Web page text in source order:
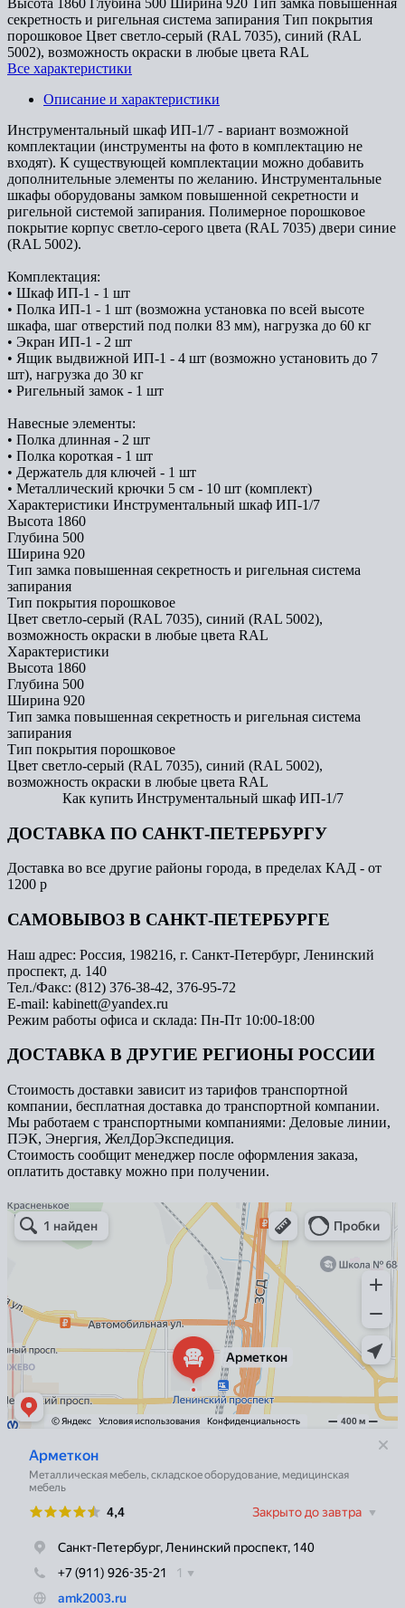
секретность и ригельная система запирания Тип покрытия
порошковое Цвет светло-серый (RAL 7035), синий (RAL
5002), возможность окраски в любые цвета RAL
Все характеристики
Описание и характеристики
Инструментальный шкаф ИП-1/7 - вариант возможной
комплектации (инструменты на фото в комплектацию не
входят). К существующей комплектации можно добавить
дополнительные элементы по желанию. Инструментальные
шкафы оборудованы замком повышенной секретности и
ригельной системой запирания. Полимерное порошковое
покрытие корпус светло-серого цвета (RAL 7035) двери синие
(RAL 5002).
Комплектация:
• Шкаф ИП-1 - 1 шт
• Полка ИП-1 - 1 шт (возможна установка по всей высоте
шкафа, шаг отверстий под полки 83 мм), нагрузка до 60 кг
• Экран ИП-1 - 2 шт
• Ящик выдвижной ИП-1 - 4 шт (возможно установить до 7
шт), нагрузка до 30 кг
• Ригельный замок - 1 шт
Навеcные элементы:
• Полка длинная - 2 шт
• Полка короткая - 1 шт
• Держатель для ключей - 1 шт
• Металлический крючки 5 см - 10 шт (комплект)
Характеристики Инструментальный шкаф ИП-1/7
Высота 1860
Глубина 500
Ширина 920
Тип замка повышенная секретность и ригельная система
запирания
Тип покрытия порошковое
Цвет светло-серый (RAL 7035), синий (RAL 5002),
возможность окраски в любые цвета RAL
Характеристики
Высота 1860
Глубина 500
Ширина 920
Тип замка повышенная секретность и ригельная система
запирания
Тип покрытия порошковое
Цвет светло-серый (RAL 7035), синий (RAL 5002),
возможность окраски в любые цвета RAL
Как купить Инструментальный шкаф ИП-1/7
ДОСТАВКА ПО САНКТ-ПЕТЕРБУРГУ
Доставка во все другие районы города, в пределах КАД - от
1200 р
САМОВЫВОЗ В САНКТ-ПЕТЕРБУРГЕ
Наш адрес: Россия, 198216, г. Санкт-Петербург, Ленинский
проспект, д. 140
Тел./Факс: (812) 376-38-42, 376-95-72
E-mail: kabinett@yandex.ru
Режим работы офиса и склада: Пн-Пт 10:00-18:00
ДОСТАВКА В ДРУГИЕ РЕГИОНЫ РОССИИ
Стоимость доставки зависит из тарифов транспортной
компании, бесплатная доставка до транспортной компании.
Мы работаем с транспортными компаниями: Деловые линии,
ПЭК, Энергия, ЖелДорЭкспедиция.
Стоимость сообщит менеджер после оформления заказа,
оплатить доставку можно при получении.
Арметкон
Металлическая мебель в Санкт‑Петербурге
Торговое оборудование в Санкт‑Петербурге